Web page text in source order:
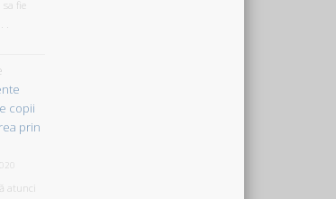
fie
.
copii
prin
atunci